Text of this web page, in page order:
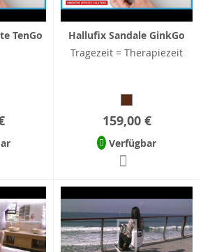
TenGo
Hallufix Sandale GinkGo
Tragezeit = Therapiezeit
159,00 €
Verfügbar